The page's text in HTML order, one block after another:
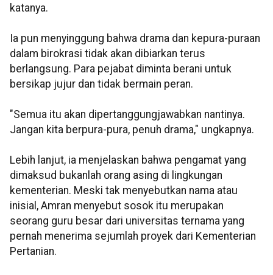
katanya.
Ia pun menyinggung bahwa drama dan kepura-puraan
dalam birokrasi tidak akan dibiarkan terus
berlangsung. Para pejabat diminta berani untuk
bersikap jujur dan tidak bermain peran.
"Semua itu akan dipertanggungjawabkan nantinya.
Jangan kita berpura-pura, penuh drama," ungkapnya.
Lebih lanjut, ia menjelaskan bahwa pengamat yang
dimaksud bukanlah orang asing di lingkungan
kementerian. Meski tak menyebutkan nama atau
inisial, Amran menyebut sosok itu merupakan
seorang guru besar dari universitas ternama yang
pernah menerima sejumlah proyek dari Kementerian
Pertanian.